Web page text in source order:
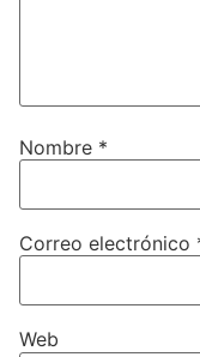
Nombre *
Correo electrónico
Web